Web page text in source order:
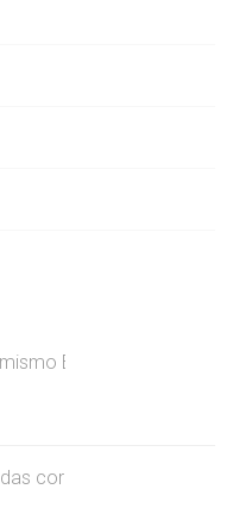
Exagerado e Meio
cores da coleta